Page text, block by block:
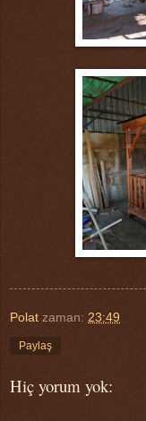
Polat zaman: 23:49
Paylaş
Hiç yorum yok: